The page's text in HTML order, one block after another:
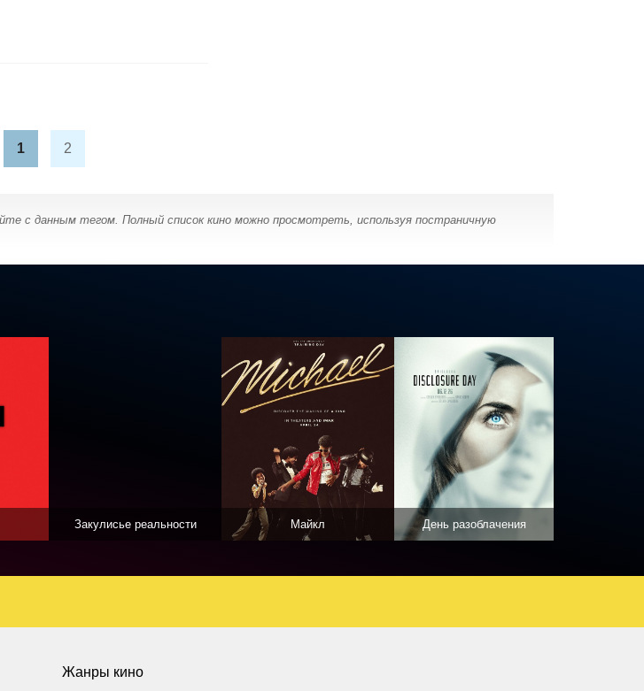
1 2
с данным тегом. Полный список кино можно просмотреть, используя постраничную
Закулисье реальности Майкл День разоблачения
Жанры кино